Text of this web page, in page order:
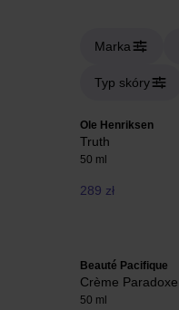
Marka
Typ skóry
Ole Henriksen
Truth
50 ml
289 zł
Beauté Pacifique
Crème
50 ml